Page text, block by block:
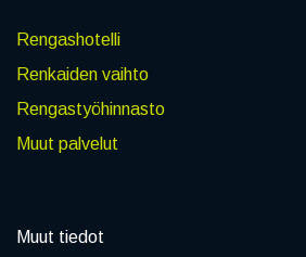
Rengashotelli
Renkaiden vaihto
Rengastyöhinnasto
Muut palvelut
Muut tiedot